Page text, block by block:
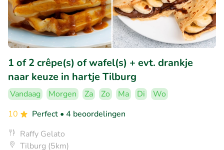
1 of 2 crêpe(s) of wafel(s) + evt. drankje
naar keuze in hartje Tilburg
Vandaag Morgen Za Zo Ma Di
Wo
10
Perfect • 4 beoordelingen
Raffy Gelato
Tilburg (5km)